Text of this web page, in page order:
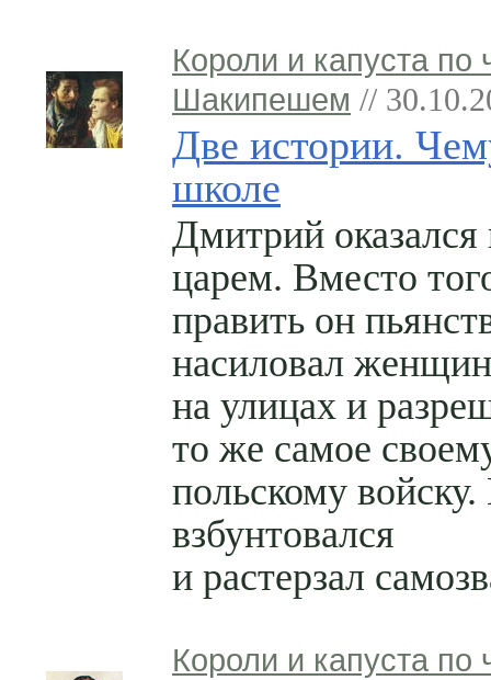
Короли и капуста по
Шакипешем //
Две истории.
школе
Дмитрий
царем. Вместо
править он
насиловал женщин
на улицах и
то же самое
польскому
взбунтовался
и растерзал
Короли и капуста по